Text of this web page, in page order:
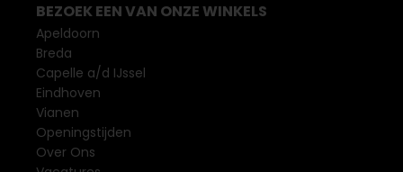
BEZOEK EEN VAN ONZE WINKELS
Apeldoorn
Breda
Capelle a/d IJssel
Eindhoven
Vianen
Openingstijden
Over Ons